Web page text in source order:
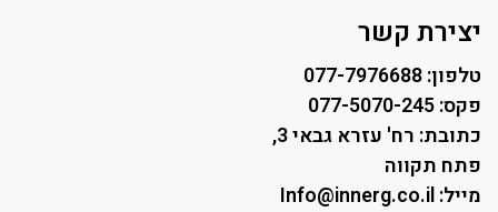
יצירת קשר
טלפון: 077-7976688
פקס: 077-5070-245
כתובת: רח' עזרא גבאי 3,
פתח תקווה
מייל: Info@innerg.co.il